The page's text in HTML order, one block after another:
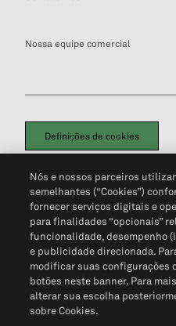
Nossa equipe comercial
Definições de cookies
Política de PrivacidadePortal de
Não Venda Minhas Informações
Nós e nossos parceiros
semelhantes (“Cookies”)
fornecer serviços digitais e
para finalidades “opcionais”
funcionalidade, desempenho
e publicidade direcionada.
modificar suas configurações
botões neste banner. Para
alterar sua escolha
sobre Cookies.